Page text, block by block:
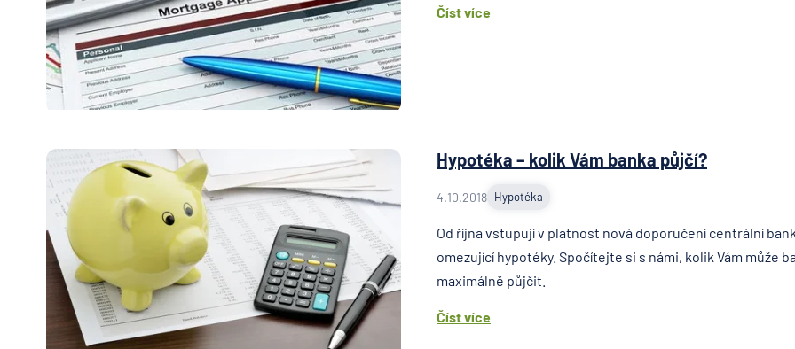
Číst více
Hypotéka – kolik Vám banka půjčí?
4.10.2018 Hypotéka
Od října vstupují v platnost nová doporučení centrální
omezující hypotéky. Spočítejte si s námi, kolik Vám může
maximálně půjčit.
Číst více